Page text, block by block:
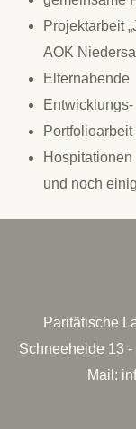
Projektarbeit
AOK
Elternabende
Portfolioarbeit
und noch
Paritätische
Schneeheide 13
Mail: